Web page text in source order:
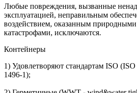
Любые повреждения, вызванные
эксплуатацией, неправильным
воздействием, оказанным
катастрофами, исключаются.
Контейнеры
1) Удовлетворяют стандартам ISO
1496-1);